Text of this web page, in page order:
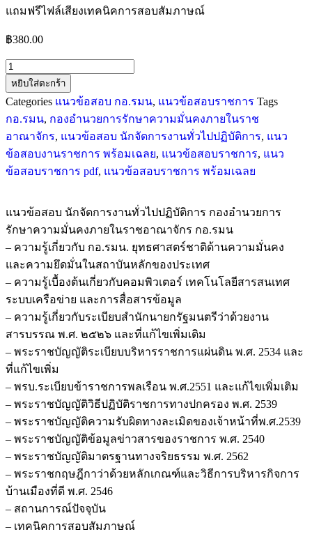
แถมฟรีไฟล์เสียงเทคนิคการสอบสัมภาษณ์
฿380.00
หยิบใส่ตะกร้า
Categories แนวข้อสอบ กอ.รมน, แนวข้อสอบราชการ Tags
กอ.รมน, กองอำนวยการรักษาความมั่นคงภายในราช
อาณาจักร, แนวข้อสอบ นักจัดการงานทั่วไปปฏิบัติการ, แนว
ข้อสอบงานราชการ พร้อมเฉลย, แนวข้อสอบราชการ, แนว
ข้อสอบราชการ pdf, แนวข้อสอบราชการ พร้อมเฉลย
แนวข้อสอบ นักจัดการงานทั่วไปปฏิบัติการ กองอำนวยการ
รักษาความมั่นคงภายในราชอาณาจักร กอ.รมน
– ความรู้เกี่ยวกับ กอ.รมน. ยุทธศาสตร์ชาติด้านความมั่นคง
และความยึดมั่นในสถาบันหลักของประเทศ
– ความรู้เบื้องต้นเกี่ยวกับคอมพิวเตอร์ เทคโนโลยีสารสนเทศ
ระบบเครือข่าย และการสื่อสารข้อมูล
– ความรู้เกี่ยวกับระเบียบสำนักนายกรัฐมนตรีว่าด้วยงาน
สารบรรณ พ.ศ. ๒๕๒๖ และที่แก้ไขเพิ่มเติม
– พระราชบัญญัติระเบียบบริหารราชการแผ่นดิน พ.ศ. 2534 และ
ที่แก้ไขเพิ่ม
– พรบ.ระเบียบข้าราชการพลเรือน พ.ศ.2551 และแก้ไขเพิ่มเติม
– พระราชบัญญัติวิธีปฏิบัติราชการทางปกครอง พ.ศ. 2539
– พระราชบัญญัติความรับผิดทางละเมิดของเจ้าหน้าที่พ.ศ.2539
– พระราชบัญญัติข้อมูลข่าวสารของราชการ พ.ศ. 2540
– พระราชบัญญัติมาตรฐานทางจริยธรรม พ.ศ. 2562
– พระราชกฤษฎีกาว่าด้วยหลักเกณฑ์และวิธีการบริหารกิจการ
บ้านเมืองที่ดี พ.ศ. 2546
– สถานการณ์ปัจจุบัน
– เทคนิคการสอบสัมภาษณ์